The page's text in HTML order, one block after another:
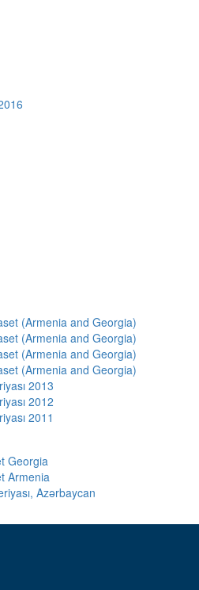
(Armenia and Georgia)
(Armenia and Georgia)
(Armenia and Georgia)
(Armenia and Georgia)
2013
2012
2011
Georgia
Armenia
Azərbaycan